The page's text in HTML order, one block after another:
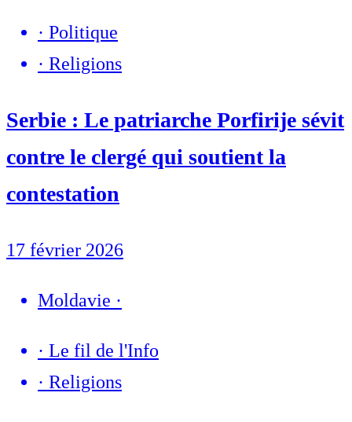
· Politique
· Religions
Serbie : Le patriarche Porfirije sévit
contre le clergé qui soutient la
contestation
17 février 2026
Moldavie ·
· Le fil de l'Info
· Religions